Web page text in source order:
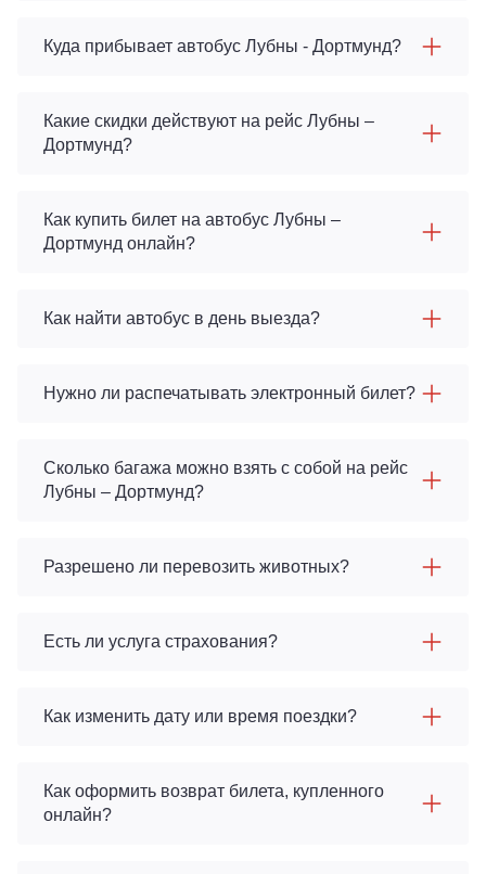
Куда прибывает автобус Лубны - Дортмунд?
Какие скидки действуют на рейс Лубны –
Дортмунд?
Как купить билет на автобус Лубны –
Дортмунд онлайн?
Как найти автобус в день выезда?
Нужно ли распечатывать электронный билет?
Сколько багажа можно взять с собой на рейс
Лубны – Дортмунд?
Разрешено ли перевозить животных?
Есть ли услуга страхования?
Как изменить дату или время поездки?
Как оформить возврат билета, купленного
онлайн?